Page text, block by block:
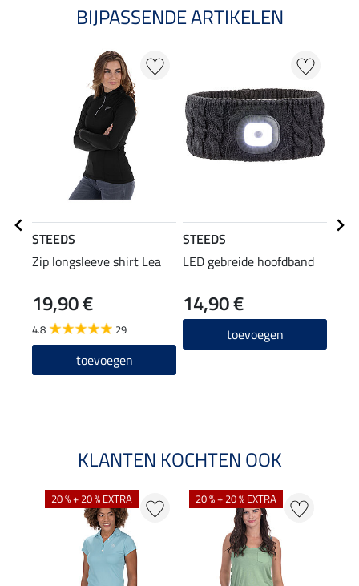
BIJPASSENDE ARTIKELEN
STEEDS
Zip longsleeve shirt Lea
19,90 €
4.8 29
toevoegen
STEEDS
LED gebreide hoofdband
14,90 €
toevoegen
KLANTEN KOCHTEN OOK
20 % + 20 % EXTRA 20 % + 20 % EXTRA